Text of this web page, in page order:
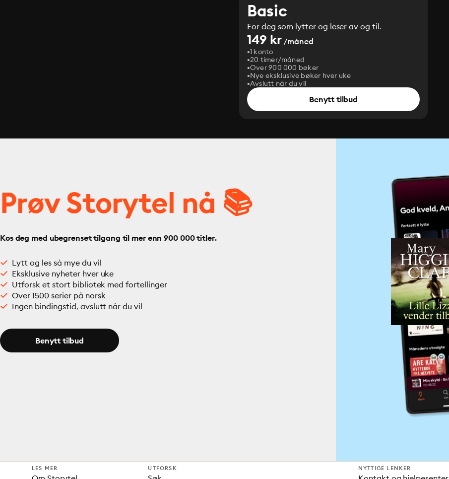
Basic
For deg som lytter og leser av og til.
149 kr/måned
1 konto
20 timer/måned
Over 900 000 bøker
Nye eksklusive bøker hver uke
Avslutt når du vil
Benytt tilbud
Prøv Storytel nå 📚
Kos deg med ubegrenset tilgang til mer enn 900 000 titler.
Lytt og les så mye du vil
Eksklusive nyheter hver uke
Utforsk et stort bibliotek med fortellinger
Over 1500 serier på norsk
Ingen bindingstid, avslutt når du vil
Benytt tilbud
LES MER UTFORSK NYTTIGE LENKER